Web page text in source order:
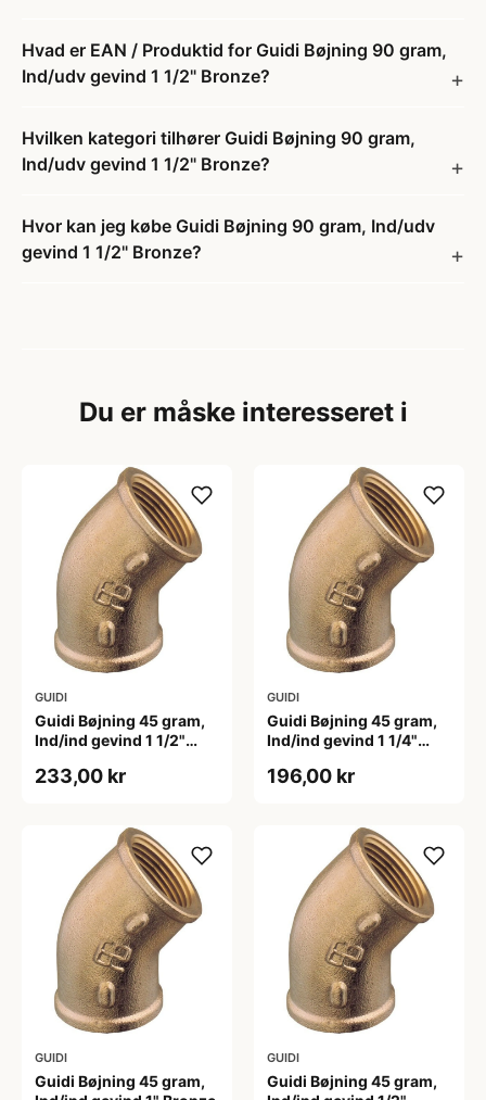
Hvad er EAN / Produktid for Guidi Bøjning 90 gram,
Ind/udv gevind 1 1/2" Bronze?
Hvilken kategori tilhører Guidi Bøjning 90 gram,
Ind/udv gevind 1 1/2" Bronze?
Hvor kan jeg købe Guidi Bøjning 90 gram, Ind/udv
gevind 1 1/2" Bronze?
Du er måske interesseret i
GUIDI
Guidi Bøjning 45 gram,
Ind/ind gevind 1 1/2"
233,00 kr
GUIDI
Guidi Bøjning 45 gram,
Ind/ind gevind 1 1/4"
196,00 kr
GUIDI
Guidi Bøjning 45 gram,
GUIDI
Guidi Bøjning 45 gram,